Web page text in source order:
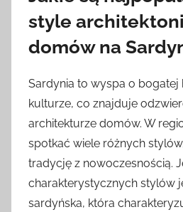
style
domów na
Sardynia to wyspa o bogatej
kulturze, co znajduje
architekturze domów. W
spotkać wiele różnych
tradycję z nowoczesnością.
charakterystycznych stylów
sardyńska, która